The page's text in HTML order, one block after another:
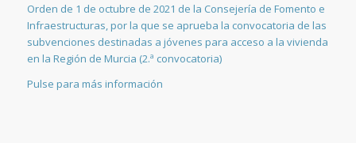
Orden de 1 de octubre de 2021 de la Consejería de Fomento e
Infraestructuras, por la que se aprueba la convocatoria de las
subvenciones destinadas a jóvenes para acceso a la vivienda
en la Región de Murcia (2.ª convocatoria)
Pulse para más información